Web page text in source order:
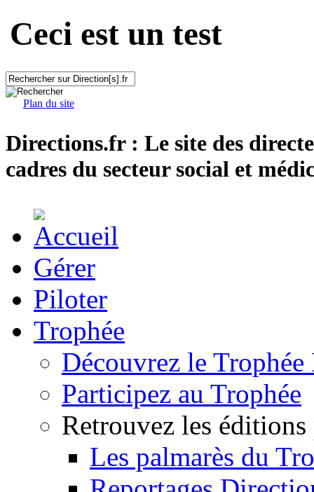
Ceci est un test
Plan du site
Directions.fr : Le site des
cadres du secteur social et
Gérer
Piloter
Trophée
Découvrez le
Participez au Trophée
Retrouvez les éditions
Les palmarès du